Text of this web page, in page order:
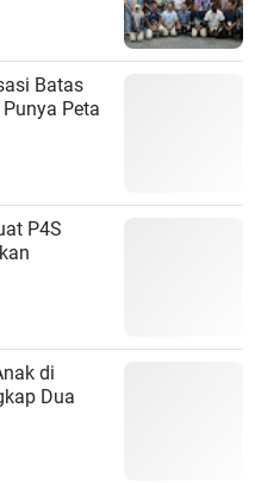
Batas
Peta
P4S
di
Dua